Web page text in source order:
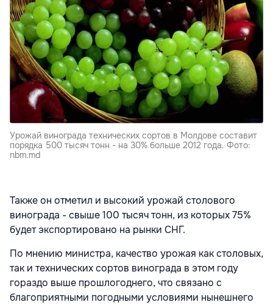
Урожай винограда технических сортов в Молдове составит
порядка 500 тысяч тонн - на 30% больше 2012 года. Фото:
nbm.md
Также он отметил и высокий урожай столового
винограда - свыше 100 тысяч тонн, из которых 75%
будет экспортировано на рынки СНГ.
По мнению министра, качество урожая как столовых,
так и технических сортов винограда в этом году
гораздо выше прошлогоднего, что связано с
благоприятными погодными условиями нынешнего